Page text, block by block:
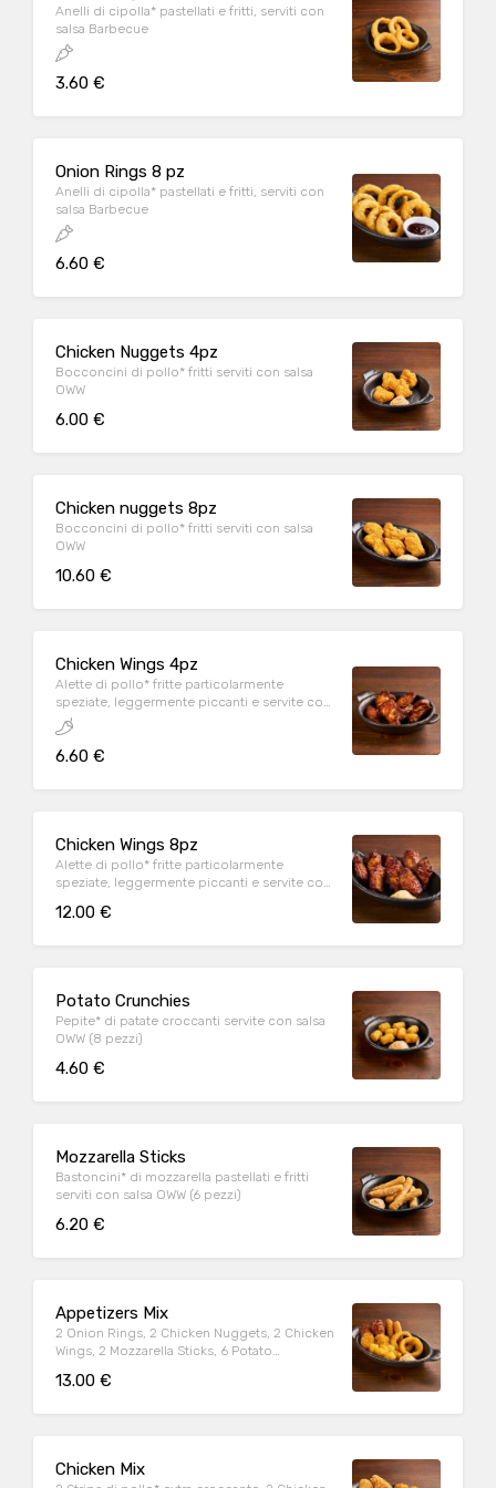
Anelli di cipolla* pastellati e fritti, serviti con
salsa Barbecue
3.60 €
Onion Rings 8 pz
Anelli di cipolla* pastellati e fritti, serviti con
salsa Barbecue
6.60 €
Chicken Nuggets 4pz
Bocconcini di pollo* fritti serviti con salsa
OWW
6.00 €
Chicken nuggets 8pz
Bocconcini di pollo* fritti serviti con salsa
OWW
10.60 €
Chicken Wings 4pz
Alette di pollo* fritte particolarmente
speziate, leggermente piccanti e servite con
salsa OWW
6.60 €
Chicken Wings 8pz
Alette di pollo* fritte particolarmente
speziate, leggermente piccanti e servite con
12.00 €
Potato Crunchies
Pepite* di patate croccanti servite con salsa
OWW (8 pezzi)
4.60 €
Mozzarella Sticks
Bastoncini* di mozzarella pastellati e fritti
serviti con salsa OWW (6 pezzi)
6.20 €
Appetizers Mix
2 Onion Rings, 2 Chicken Nuggets, 2 Chicken
Wings, 2 Mozzarella Sticks, 6 Potato
13.00 €
Chicken Mix